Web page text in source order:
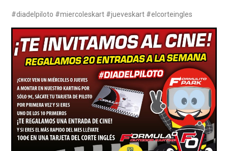
#diadelpiloto #miercoleskart #jueveskart #elcorteingles